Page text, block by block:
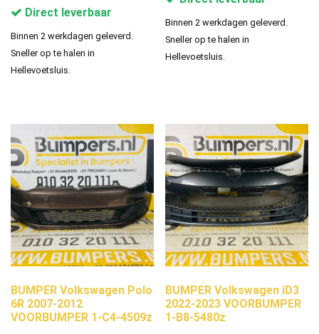
Direct leverbaar
Binnen 2 werkdagen geleverd.
Sneller op te halen in
Hellevoetsluis.
Binnen 2 werkdagen geleverd.
Sneller op te halen in
Hellevoetsluis.
BUMPER Volkswagen Polo
6R 2007-2012
VOORBUMPER 1-C4-4509z
BUMPER Volkswagen iD3
2022-2023 VOORBUMPER
1-B8-5480z